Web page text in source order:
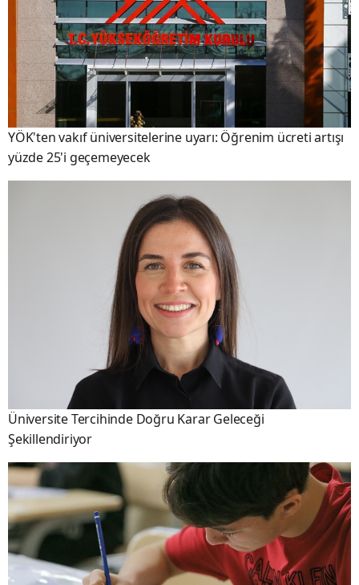
YÖK'ten vakıf üniversitelerine uyarı: Öğrenim ücreti artışı
yüzde 25'i geçemeyecek
Üniversite Tercihinde Doğru Karar Geleceği
Şekillendiriyor